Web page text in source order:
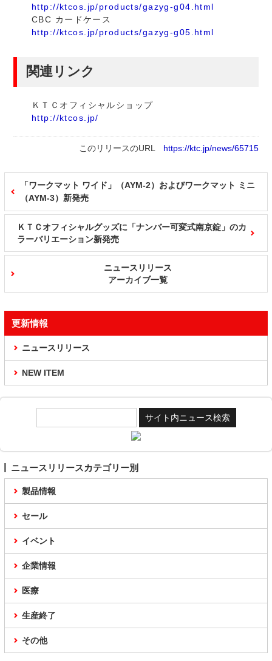
http://ktcos.jp/products/gazyg-g04.html
CBC カードケース
http://ktcos.jp/products/gazyg-g05.html
関連リンク
ＫＴＣオフィシャルショップ
http://ktcos.jp/
このリリースのURL https://ktc.jp/news/65715
「ワークマット ワイド」（AYM-2）およびワークマット ミニ
（AYM-3）新発売
ニュースリリース
アーカイブ一覧
ＫＴＣオフィシャルグッズに「ナンバー可変式南京錠」のカ
ラーバリエーション新発売
更新情報
ニュースリリース
NEW ITEM
ニュースリリースカテゴリー別
製品情報
セール
イベント
企業情報
医療
生産終了
その他